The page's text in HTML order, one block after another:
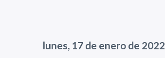
lunes, 17 de enero de 2022